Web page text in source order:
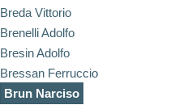
Breda Vittorio
Brenelli Adolfo
Bresin Adolfo
Bressan Ferruccio
Brun Narciso